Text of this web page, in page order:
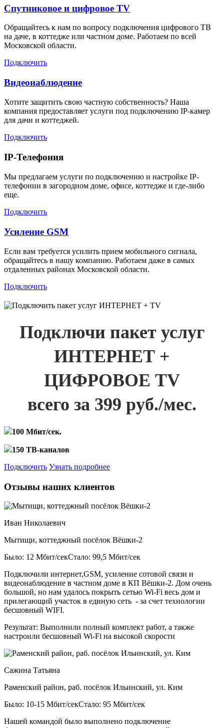
Спутниковое и цифровое TV
Обращайтесь к нам по вопросу подключения цифрового ТВ
на даче, в коттедже или частном доме. Работаем по всей
Московской области.
Подключить
Видеонаблюдение
Хотите защитить свою частную собственность? Наша
компания предоставляет услуги под подключению IP-камер
для дачи и коттеджей.
Подключить
IP-Телефония
Мы предлагаем услуги по подключению и настройке IP-
телефонии в загородном доме, офисе, коттедже и где-либо
еще.
Подключить
Усиление GSM
Если вам требуется усилить прием мобильного сигнала,
обращайтесь в нашу компанию. Работаем даже в самых
отдаленных районах Московской области.
Подключить
Подключи пакет услуг
ИНТЕРНЕТ +
ЦИФРОВОЕ TV
всего за 399 руб./мес.
100 Мбит/сек.
150 ТВ-каналов
Подключить Узнать подробнее
Отзывы наших клиентов
Иван Николаевич
Мытищи, коттеджный посёлок Вёшки-2
Было: 12 Мбит/секСтало: 99,5 Мбит/сек
Подключили интернет,GSM, усиление сотовой связи и
видеонаблюдение в частном доме в КП Вёшки-2. Дом очень
большой, но нам удалось покрыть сетью Wi-Fi весь дом и
прилегающий участок в единую сеть - за счет технологии
бесшовный WIFI.
Результат: Выполнили полный комплект работ, а также
настроили бесшовный Wi-Fi на высокой скорости
Сажина Татьяна
Раменский район, раб. посёлок Ильинский, ул. Ким
Было: 10-15 Мбит/секСтало: 95 Мбит/сек
Нашей командой было выполнено подключение